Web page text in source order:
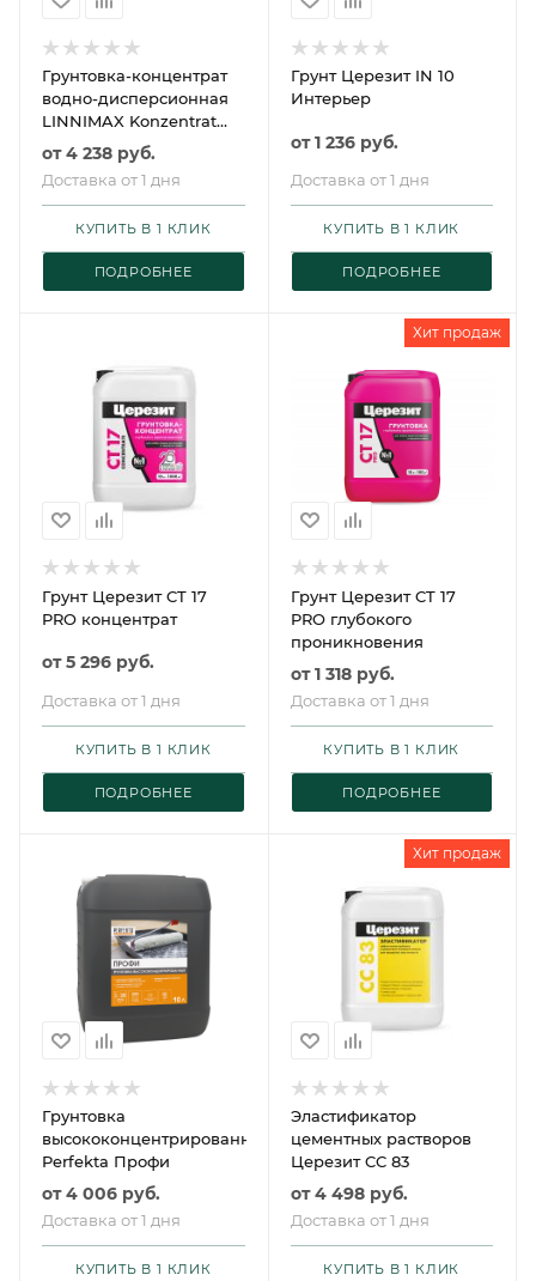
Грунтовка-концентрат
водно-дисперсионная
LINNIMAX Konzentrat
Grund (1:4) /
ЛИННИМАКС
Концентрат Грунт
от4 238 руб.
Доставка от 1 дня
ПОДРОБНЕЕ
КУПИТЬ В 1 КЛИК
Грунт Церезит IN 10
Интерьер
от1 236 руб.
Доставка от 1 дня
ПОДРОБНЕЕ
КУПИТЬ В 1 КЛИК
Грунт Церезит CT 17
PRO концентрат
от5 296 руб.
Доставка от 1 дня
ПОДРОБНЕЕ
КУПИТЬ В 1 КЛИК
Хит продаж
Грунт Церезит CT 17
PRO глубокого
проникновения
от1 318 руб.
Доставка от 1 дня
ПОДРОБНЕЕ
КУПИТЬ В 1 КЛИК
Грунтовка
высококонцентрированная
Perfekta Профи
от4 006 руб.
Доставка от 1 дня
КУПИТЬ В 1 КЛИК
Хит продаж
Эластификатор
цементных растворов
Церезит CC 83
от4 498 руб.
Доставка от 1 дня
КУПИТЬ В 1 КЛИК